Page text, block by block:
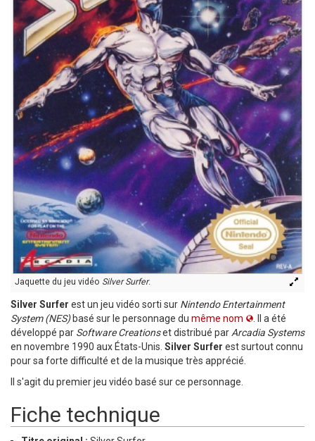
Jaquette du jeu vidéo Silver Surfer.
Silver Surfer est un jeu vidéo sorti sur Nintendo Entertainment
System (NES)basé sur le personnage du même nom
. Il a été
développé par Software Creationset distribué par Arcadia Systems
en novembre 1990 aux États-Unis. Silver Surfer est surtout connu
pour sa forte difficulté et de la musique très apprécié.
Il s'agit du premier jeu vidéo basé sur ce personnage.
Fiche technique